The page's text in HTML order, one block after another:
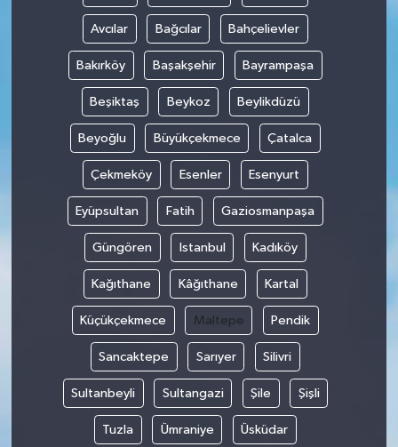
Avcılar Bağcılar Bahçelievler
Bakırköy Başakşehir Bayrampaşa
Beşiktaş Beykoz Beylikdüzü
Beyoğlu Büyükçekmece Çatalca
Çekmeköy Esenler Esenyurt
Eyüpsultan Fatih Gaziosmanpaşa
Güngören Istanbul Kadıköy
Kağıthane Kâğıthane Kartal
Küçükçekmece Maltepe Pendik
Sancaktepe Sarıyer Silivri
Sultanbeyli Sultangazi Şile Şişli
Tuzla Ümraniye Üsküdar